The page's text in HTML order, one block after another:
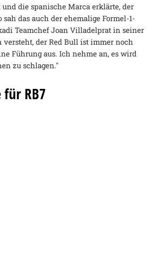
die spanische Marca erklärte, der
das auch der ehemalige Formel-1-
Teamchef Joan Villadelprat in seiner
der Red Bull ist immer noch
Führung aus. Ich nehme an, es wird
zu schlagen."
für RB7